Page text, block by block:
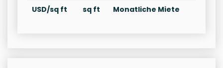
USD/sq ft sq ft Monatliche Miete